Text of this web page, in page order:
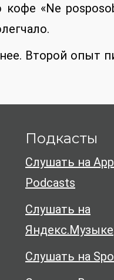
«Ne
Второй опыт
Подкасты
Слушать на
Podcasts
Слушать на
Яндекс.Музыке
Слушать на